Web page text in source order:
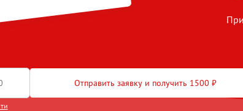
Отправить заявку и получить 1500 ₽